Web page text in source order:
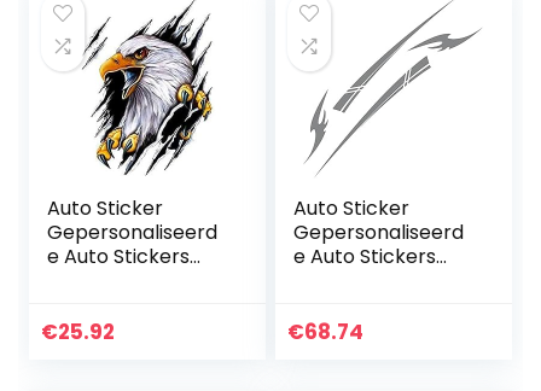
Auto Sticker
Gepersonaliseerd
e Auto Stickers
Auto Styling Stick
€25.92
Auto Sticker
Gepersonaliseerd
e Auto Stickers
Styling Stick Auto
€68.74